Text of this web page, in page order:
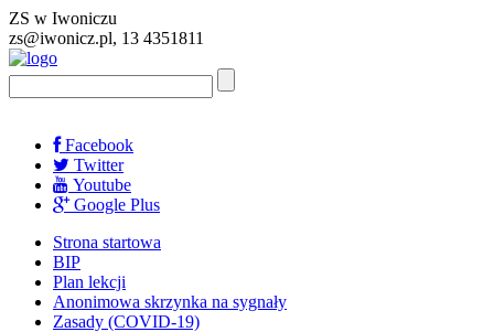
ZS w Iwoniczu
zs@iwonicz.pl, 13 4351811
Facebook
Twitter
Youtube
Google Plus
Strona startowa
BIP
Plan lekcji
Anonimowa skrzynka na sygnały
Zasady (COVID-19)